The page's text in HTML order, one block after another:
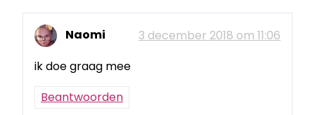
Naomi
3 december 2018 om 11:06
ik doe graag mee
Beantwoorden